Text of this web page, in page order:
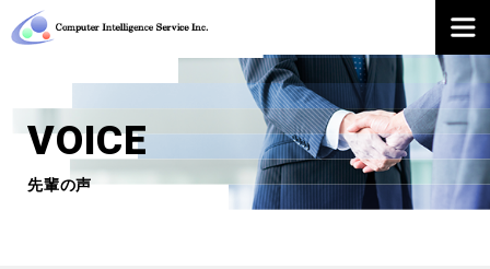
VOICE
先輩の声